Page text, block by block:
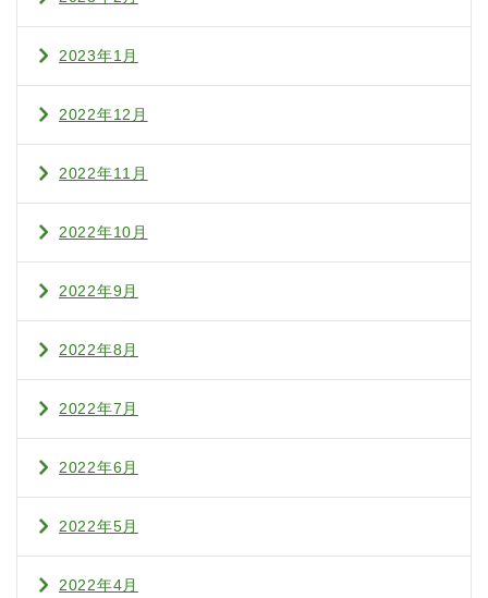
2023年1月
2022年12月
2022年11月
2022年10月
2022年9月
2022年8月
2022年7月
2022年6月
2022年5月
2022年4月